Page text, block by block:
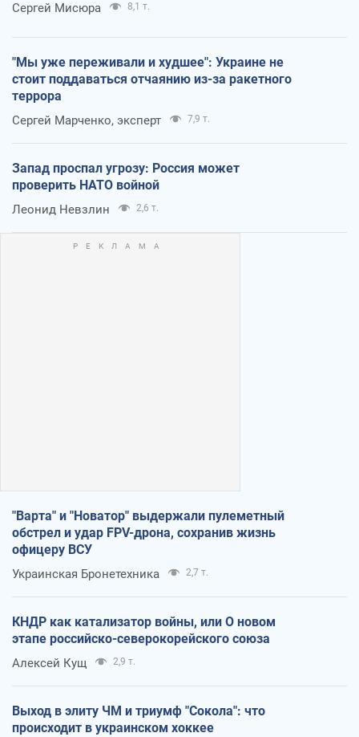
Сергей Мисюра 8,1 т.
"Мы уже переживали и худшее": Украине не
стоит поддаваться отчаянию из-за ракетного
террора
Сергей Марченко, эксперт 7,9 т.
Запад проспал угрозу: Россия может
проверить НАТО войной
Леонид Невзлин 2,6 т.
"Варта" и "Новатор" выдержали пулеметный
обстрел и удар FPV-дрона, сохранив жизнь
офицеру ВСУ
Украинская Бронетехника 2,7 т.
КНДР как катализатор войны, или О новом
этапе российско-северокорейского союза
Алексей Кущ 2,9 т.
Выход в элиту ЧМ и триумф "Сокола": что
происходит в украинском хоккее